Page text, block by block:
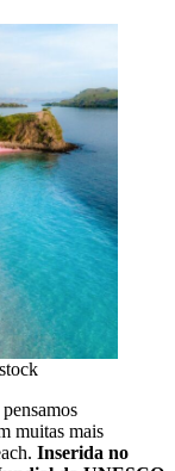
muitas mais
Inserida no